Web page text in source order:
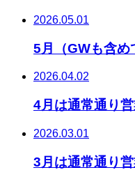
2026.05.01
5月（GWも含め
2026.04.02
4月は通常通り営
2026.03.01
3月は通常通り